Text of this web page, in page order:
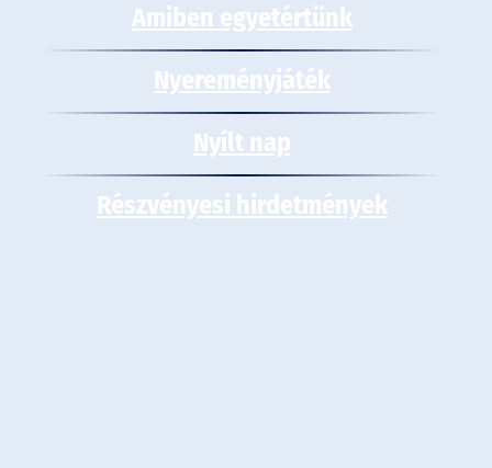
Amiben egyetértünk
Nyereményjáték
Nyílt nap
Részvényesi hirdetmények